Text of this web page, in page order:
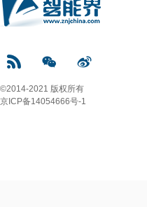
©2014-2021 版权所有
京ICP备14054666号-1